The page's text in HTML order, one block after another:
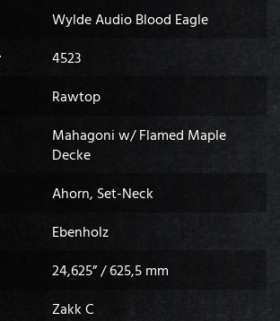
Wylde Audio Blood Eagle
4523
Rawtop
Mahagoni w/ Flamed Maple
Decke
Ahorn, Set-Neck
Ebenholz
24,625” / 625,5 mm
Zakk C